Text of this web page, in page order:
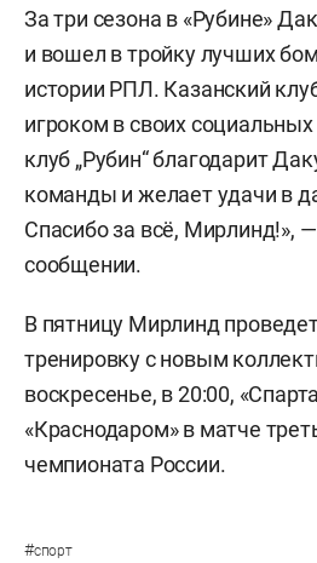
За три сезона в «Рубине»
и вошел в тройку лучших
истории РПЛ. Казанский
игроком в своих
клуб „Рубин“ благодарит
команды и желает удачи в
Спасибо за всё, Мирлинд!»,
сообщении.
В пятницу Мирлинд
тренировку с новым
воскресенье, в 20:00,
«Краснодаром» в матче
чемпионата России.
#спорт